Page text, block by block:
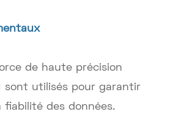
de haute précision
sont utilisés pour garantir
des données.